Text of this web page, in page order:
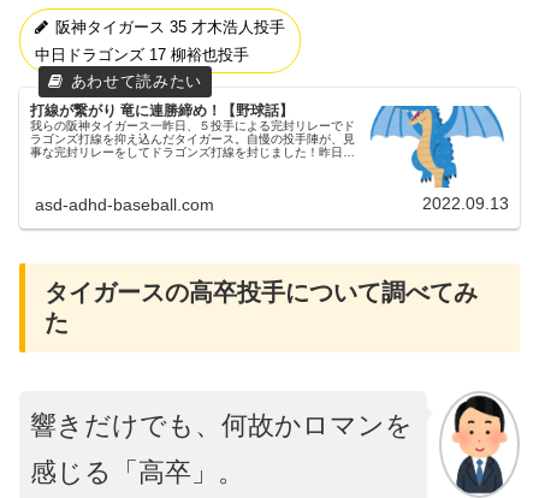
阪神タイガース 35 才木浩人投手
中日ドラゴンズ 17 柳裕也投手
打線が繋がり 竜に連勝締め！【野球話】
我らの阪神タイガース一昨日、５投手による完封リレーでド
ラゴンズ打線を抑え込んだタイガース。自慢の投手陣が、見
事な完封リレーをしてドラゴンズ打線を封じました！昨日
asd-adhd-baseball.com 2022.09.13
タイガースの高卒投手について調べてみ
た
響きだけでも、何故かロマンを
感じる「高卒」。